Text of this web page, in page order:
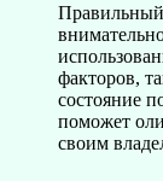
Правильный
факторов,
состояние
поможет
своим